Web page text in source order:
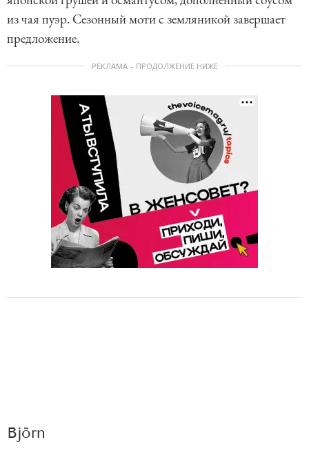
из чая пуэр. Сезонный моти с земляникой завершает
предложение.
РЕКЛАМА – ПРОДОЛЖЕНИЕ НИЖЕ
Björn